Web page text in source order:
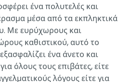
ένα πολυτελές και
μέσα από τα εκπληκτικά
Με ευρύχωρους και
καθιστικού, αυτό το
ένα άνετο και
όλους τους επιβάτες, είτε
λόγους είτε για